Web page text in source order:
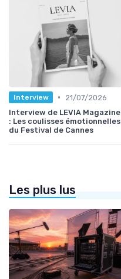
Interview •
21/07/2026
Interview de LEVIA Magazine
: Les coulisses émotionnelles
du Festival de Cannes
Les plus lus